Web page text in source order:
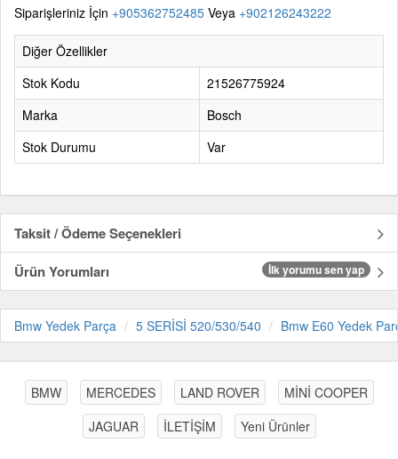
Siparişleriniz İçin +905362752485 Veya +902126243222
Diğer Özellikler
Stok Kodu
21526775924
Marka
Bosch
Stok Durumu
Var
Taksit / Ödeme Seçenekleri
Ürün Yorumları
İlk yorumu sen yap
Bmw Yedek Parça 5 SERİSİ 520/530/540 Bmw E60 Yedek
BMW MERCEDES LAND ROVER
MİNİ COOPER
JAGUAR
İLETİŞİM Yeni Ürünler